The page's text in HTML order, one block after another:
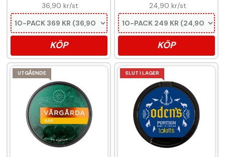
36,90 kr/st
KÖP
24,90 kr/st
KÖP
UTGÅENDE SLUT I LAGER